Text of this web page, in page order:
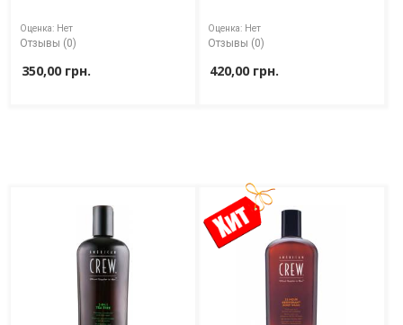
Оценка: Нет
Отзывы (0)
350,00 грн.
Оценка: Нет
Отзывы (0)
420,00 грн.